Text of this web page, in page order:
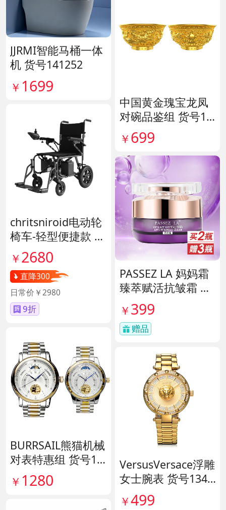
JJRMI智能马桶一体
机 货号141252
￥ 1699
chritsniroid电动轮
椅车-轻型便捷款 货
号140671
￥ 2680
直降300
日常价￥2980
9折
BURRSAIL熊猫机械
对表特惠组 货号13
9796
￥ 1280
中国黄金瑰宝龙凤
对碗品鉴组 货号14
0563
￥ 699
PASSEZ LA 妈妈霜
臻萃赋活抗皱霜 货
号137759
￥ 399
赠品
VersusVersace浮雕
女士腕表 货号1341
￥499